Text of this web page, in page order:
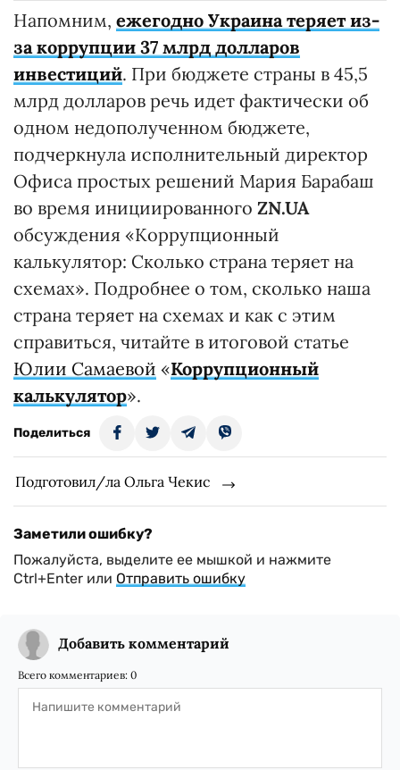
Напомним, ежегодно Украина теряет из-
за коррупции 37 млрд долларов
инвестиций. При бюджете страны в 45,5
млрд долларов речь идет фактически об
одном недополученном бюджете,
подчеркнула исполнительный директор
Офиса простых решений Мария Барабаш
во время инициированного ZN.UA
обсуждения «Коррупционный
калькулятор: Сколько страна теряет на
схемах». Подробнее о том, сколько наша
страна теряет на схемах и как с этим
справиться, читайте в итоговой статье
Юлии Самаевой «Коррупционный
калькулятор».
Поделиться
Подготовил/ла Ольга Чекис
Заметили ошибку?
Пожалуйста, выделите ее мышкой и нажмите
Ctrl+Enter или Отправить ошибку
Добавить комментарий
Всего комментариев: 0